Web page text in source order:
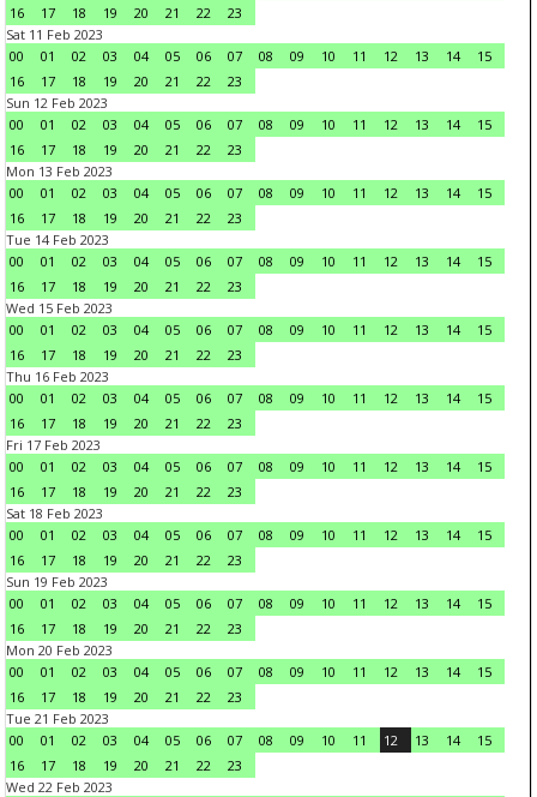
16
17 18 19 20 21 22
23
Sat 11 Feb 2023
00
01 02 03 04 05 06 07 08 09 10 11 12 13 14
15
16
17 18 19 20 21 22
23
Sun 12 Feb 2023
00
01 02 03 04 05 06 07 08 09 10 11 12 13 14
15
16
17 18 19 20 21 22
23
Mon 13 Feb 2023
00
01 02 03 04 05 06 07 08 09 10 11 12 13 14
15
16
17 18 19 20 21 22
23
Tue 14 Feb 2023
00
01 02 03 04 05 06 07 08 09 10 11 12 13 14
15
16
17 18 19 20 21 22
23
Wed 15 Feb 2023
00
01 02 03 04 05 06 07 08 09 10 11 12 13 14
15
16
17 18 19 20 21 22
23
Thu 16 Feb 2023
00
01 02 03 04 05 06 07 08 09 10 11 12 13 14
15
16
17 18 19 20 21 22
23
Fri 17 Feb 2023
00
01 02 03 04 05 06 07 08 09 10 11 12 13 14
15
16
17 18 19 20 21 22
23
Sat 18 Feb 2023
00
01 02 03 04 05 06 07 08 09 10 11 12 13 14
15
16
17 18 19 20 21 22
23
Sun 19 Feb 2023
00
01 02 03 04 05 06 07 08 09 10 11 12 13 14
15
16
17 18 19 20 21 22
23
Mon 20 Feb 2023
00
01 02 03 04 05 06 07 08 09 10 11 12 13 14
15
16
17 18 19 20 21 22
23
Tue 21 Feb 2023
00
01 02 03 04 05 06 07 08 09 10 11 12 13 14
15
16
17 18 19 20 21 22
23
Wed 22 Feb 2023